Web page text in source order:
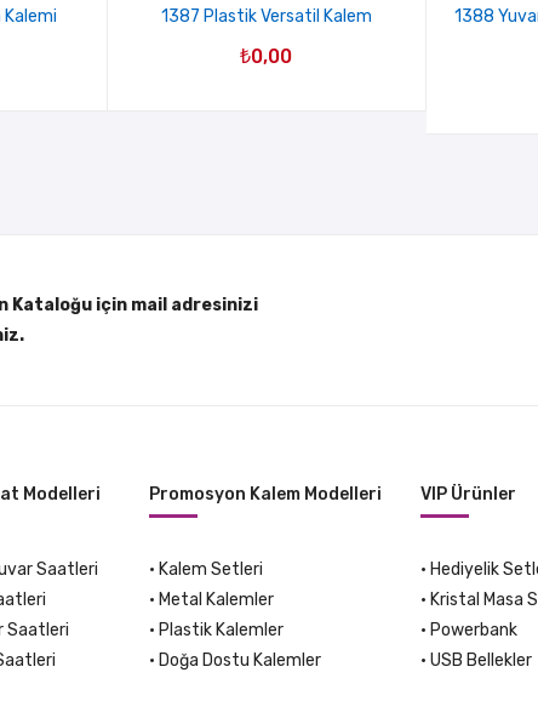
Kalemi 1387 Plastik Versatil Kalem
₺0,00
1388
Kataloğu için mail adresinizi
Modelleri
Saatleri
Saatleri
Promosyon Kalem Modelleri
• Kalem Setleri
• Metal Kalemler
• Plastik Kalemler
• Doğa Dostu Kalemler
VIP Ürünler
• Hediyelik
• Kristal Masa
• Powerbank
• USB Bellekler